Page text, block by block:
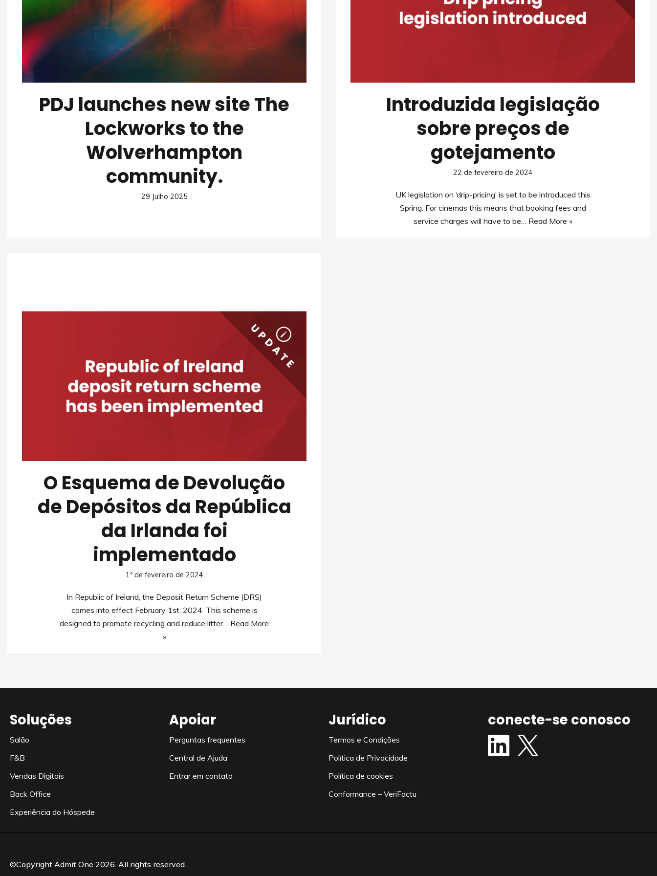
PDJ launches new site The
Lockworks to the
Wolverhampton
community.
29 Julho 2025
Introduzida legislação
sobre preços de
gotejamento
22 de fevereiro de 2024
UK legislation on ‘drip-pricing’ is set to be introduced this
Spring. For cinemas this means that booking fees and
service charges will have to be… Read More »
O Esquema de Devolução
de Depósitos da República
da Irlanda foi
implementado
1º de fevereiro de 2024
In Republic of Ireland, the Deposit Return Scheme (DRS)
comes into effect February 1st, 2024. This scheme is
designed to promote recycling and reduce litter… Read More
»
Soluções
Salão
F&B
Vendas Digitais
Back Office
Experiência do Hóspede
Apoiar
Perguntas frequentes
Central de Ajuda
Entrar em contato
Jurídico
Termos e Condições
Política de Privacidade
Política de cookies
Conformance – VeriFactu
conecte-se conosco
©Copyright Admit One 2026. All rights reserved.